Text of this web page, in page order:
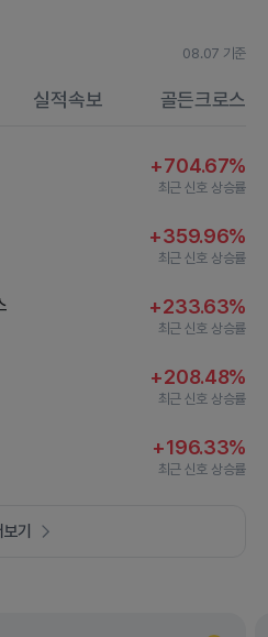
08.07 기준
실적속보 골든크로스
+704.67%
최근 신호 상승률
+359.96%
최근 신호 상승률
+233.63%
최근 신호 상승률
+208.48%
최근 신호 상승률
+196.33%
최근 신호 상승률
기